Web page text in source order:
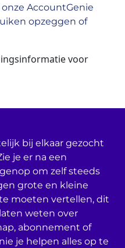
AccountGenie
opzeggen of
voor
bij elkaar gezocht
je er na een
om zelf steeds
grote en kleine
moeten vertellen, dit
weten over
abonnement of
je helpen alles op te